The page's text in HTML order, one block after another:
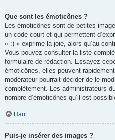
Que sont les émoticônes ?
Les émoticônes sont de petites
un code court et qui permettent
« :) » exprime la joie, alors qu’au
Vous pouvez consulter la liste
formulaire de rédaction. Essayez
émoticônes, elles peuvent
modérateur pourrait décider de le
complètement. Les administrateurs
nombre d’émoticônes qu’il est
Haut
Puis-je insérer des images ?